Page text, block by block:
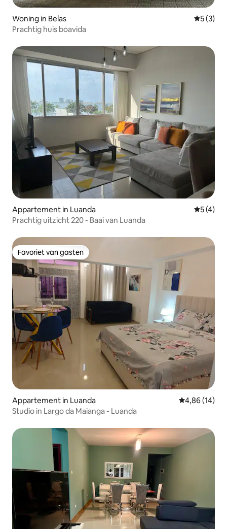
Woning in Belas
5 (3)
Prachtig huis boavida
Appartement in Luanda
5 (4)
Prachtig uitzicht 220 - Baai van Luanda
Favoriet van gasten
Favoriet van gasten
Appartement in Luanda Gemiddelde
4,86 (14)
Studio in Largo da Maianga - Luanda